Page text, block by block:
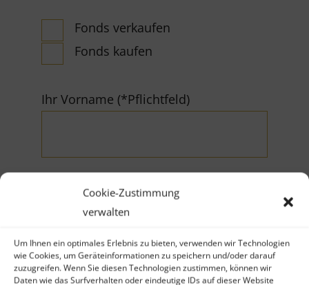
Cookie-Zustimmung
verwalten
Um Ihnen ein optimales Erlebnis zu bieten, verwenden wir Technologien
wie Cookies, um Geräteinformationen zu speichern und/oder darauf
zuzugreifen. Wenn Sie diesen Technologien zustimmen, können wir
Daten wie das Surfverhalten oder eindeutige IDs auf dieser Website
Fonds verkaufen
Fonds kaufen
Ihr Vorname (*Pflichtfeld)
Ihr Nachname (*Pflichtfeld)